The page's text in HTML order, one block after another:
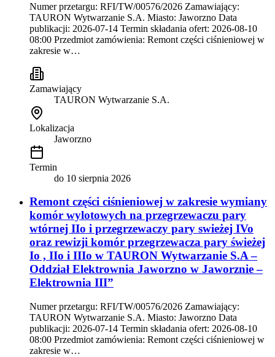
Numer przetargu: RFI/TW/00576/2026 Zamawiający:
TAURON Wytwarzanie S.A. Miasto: Jaworzno Data
publikacji: 2026-07-14 Termin składania ofert: 2026-08-10
08:00 Przedmiot zamówienia: Remont części ciśnieniowej w
zakresie w…
Zamawiający
TAURON Wytwarzanie S.A.
Lokalizacja
Jaworzno
Termin
do 10 sierpnia 2026
Remont części ciśnieniowej w zakresie wymiany
komór wylotowych na przegrzewaczu pary
wtórnej IIo i przegrzewaczy pary swieżej IVo
oraz rewizji komór przegrzewacza pary świeżej
Io , IIo i IIIo w TAURON Wytwarzanie S.A –
Oddział Elektrownia Jaworzno w Jaworznie –
Elektrownia III”
Numer przetargu: RFI/TW/00576/2026 Zamawiający:
TAURON Wytwarzanie S.A. Miasto: Jaworzno Data
publikacji: 2026-07-14 Termin składania ofert: 2026-08-10
08:00 Przedmiot zamówienia: Remont części ciśnieniowej w
zakresie w…